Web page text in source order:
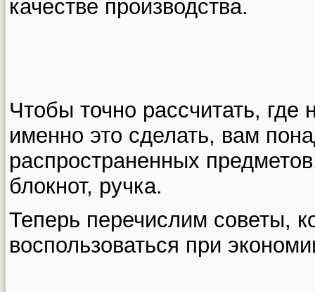
качестве производства.
Чтобы точно рассчитать, где
именно это сделать, вам
распространенных
блокнот, ручка.
Теперь перечислим советы,
воспользоваться при